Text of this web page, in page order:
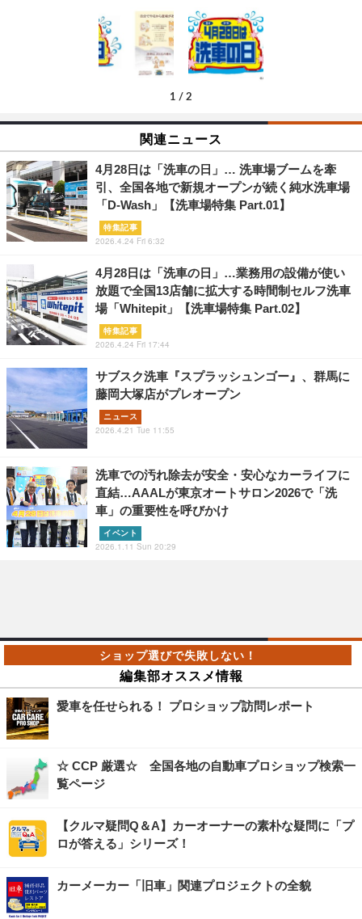
1 / 2
関連ニュース
4月28日は「洗車の日」… 洗車場ブームを牽
引、全国各地で新規オープンが続く純水洗車場
「D-Wash」【洗車場特集 Part.01】
特集記事
2026.4.24 Fri 6:32
4月28日は「洗車の日」…業務用の設備が使い
放題で全国13店舗に拡大する時間制セルフ洗車
場「Whitepit」【洗車場特集 Part.02】
特集記事
2026.4.24 Fri 17:44
サブスク洗車『スプラッシュンゴー』、群馬に
藤岡大塚店がプレオープン
ニュース
2026.4.21 Tue 11:55
洗車での汚れ除去が安全・安心なカーライフに
直結…AAALが東京オートサロン2026で「洗
車」の重要性を呼びかけ
イベント
2026.1.11 Sun 20:29
編集部オススメ情報
愛車を任せられる！ プロショップ訪問レポート
☆ CCP 厳選☆ 全国各地の自動車プロショップ検索一
覧ページ
【クルマ疑問Q＆A】カーオーナーの素朴な疑問に「プ
ロが答える」シリーズ！
カーメーカー「旧車」関連プロジェクトの全貌